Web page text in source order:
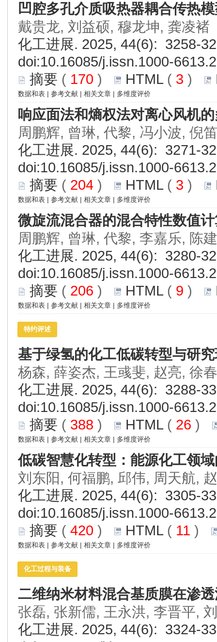
凹腔多孔介质吸热器耦合传热
戴贵龙, 刘益硕, 穆龙坤, 龚凌褚
化工进展. 2025, 44(6): 3258-
doi:10.16085/j.issn.1000-
摘要 ( 170 ) HTML( 3 )
数据和表 | 参考文献 | 相关文章 | 多维度评价
响应面法和熵权法对离心风机
周鹏辉, 曾琳, 代黎, 冯小波, 倪笛
化工进展. 2025, 44(6): 3271-
doi:10.16085/j.issn.1000-
摘要 ( 204 ) HTML( 3 )
数据和表 | 参考文献 | 相关文章 | 多维度评价
微旋流混合器的混合特性数值
周鹏辉, 曾琳, 代黎, 李嘉乐, 陈
化工进展. 2025, 44(6): 3280-
doi:10.16085/j.issn.1000-
摘要 ( 206 ) HTML( 9 )
数据和表 | 参考文献 | 相关文章 | 多维度评价
特约评述
基于绿氢的化工低碳转型与研
杨森, 薛姿杰, 王彧斐, 赵亮, 徐
化工进展. 2025, 44(6): 3288-
doi:10.16085/j.issn.1000-
摘要 ( 388 ) HTML( 26 )
数据和表 | 参考文献 | 相关文章 | 多维度评价
低碳智慧化转型：能源化工领
刘东阳, 何福鹏, 邱伟, 周天航,
化工进展. 2025, 44(6): 3305-
doi:10.16085/j.issn.1000-
摘要 ( 420 ) HTML( 11 )
数据和表 | 参考文献 | 相关文章 | 多维度评价
化工过程与装备
二维纳米材料混合基质膜在渗
张磊, 张新儒, 王永洪, 李晋平,
化工进展. 2025, 44(6): 3324-